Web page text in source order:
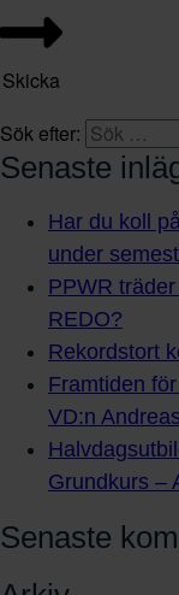
Skicka
Sök efter:
Senaste
Har du koll
under
PPWR
REDO?
Rekordstort
Framtiden
VD:n
Grundkurs –
Senaste